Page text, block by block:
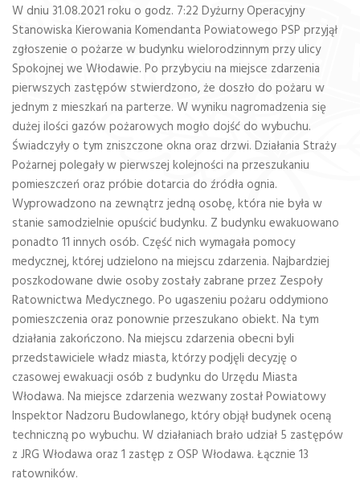
W dniu 31.08.2021 roku o godz. 7:22 Dyżurny Operacyjny
Stanowiska Kierowania Komendanta Powiatowego PSP przyjął
zgłoszenie o pożarze w budynku wielorodzinnym przy ulicy
Spokojnej we Włodawie. Po przybyciu na miejsce zdarzenia
pierwszych zastępów stwierdzono, że doszło do pożaru w
jednym z mieszkań na parterze. W wyniku nagromadzenia się
dużej ilości gazów pożarowych mogło dojść do wybuchu.
Świadczyły o tym zniszczone okna oraz drzwi. Działania Straży
Pożarnej polegały w pierwszej kolejności na przeszukaniu
pomieszczeń oraz próbie dotarcia do źródła ognia.
Wyprowadzono na zewnątrz jedną osobę, która nie była w
stanie samodzielnie opuścić budynku. Z budynku ewakuowano
ponadto 11 innych osób. Część nich wymagała pomocy
medycznej, której udzielono na miejscu zdarzenia. Najbardziej
poszkodowane dwie osoby zostały zabrane przez Zespoły
Ratownictwa Medycznego. Po ugaszeniu pożaru oddymiono
pomieszczenia oraz ponownie przeszukano obiekt. Na tym
działania zakończono. Na miejscu zdarzenia obecni byli
przedstawiciele władz miasta, którzy podjęli decyzję o
czasowej ewakuacji osób z budynku do Urzędu Miasta
Włodawa. Na miejsce zdarzenia wezwany został Powiatowy
Inspektor Nadzoru Budowlanego, który objął budynek oceną
techniczną po wybuchu. W działaniach brało udział 5 zastępów
z JRG Włodawa oraz 1 zastęp z OSP Włodawa. Łącznie 13
ratowników.